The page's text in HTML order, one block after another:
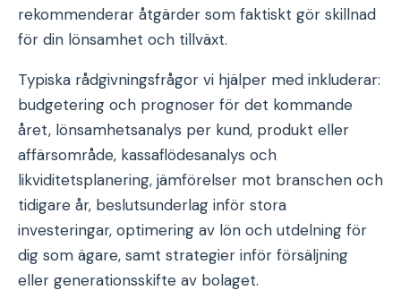
rekommenderar åtgärder som faktiskt gör skillnad
för din lönsamhet och tillväxt.
Typiska rådgivningsfrågor vi hjälper med inkluderar:
budgetering och prognoser för det kommande
året, lönsamhetsanalys per kund, produkt eller
affärsområde, kassaflödesanalys och
likviditetsplanering, jämförelser mot branschen och
tidigare år, beslutsunderlag inför stora
investeringar, optimering av lön och utdelning för
dig som ägare, samt strategier inför försäljning
eller generationsskifte av bolaget.